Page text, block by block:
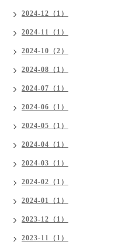
2024-12（1）
2024-11（1）
2024-10（2）
2024-08（1）
2024-07（1）
2024-06（1）
2024-05（1）
2024-04（1）
2024-03（1）
2024-02（1）
2024-01（1）
2023-12（1）
2023-11（1）